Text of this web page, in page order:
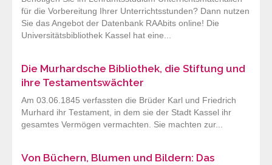
für die Vorbereitung Ihrer Unterrichtsstunden? Dann nutzen
Sie das Angebot der Datenbank RAAbits online! Die
Universitätsbibliothek Kassel hat eine...
Die Murhardsche Bibliothek, die Stiftung und
ihre Testamentswächter
Am 03.06.1845 verfassten die Brüder Karl und Friedrich
Murhard ihr Testament, in dem sie der Stadt Kassel ihr
gesamtes Vermögen vermachten. Sie machten zur...
Von Büchern, Blumen und Bildern: Das